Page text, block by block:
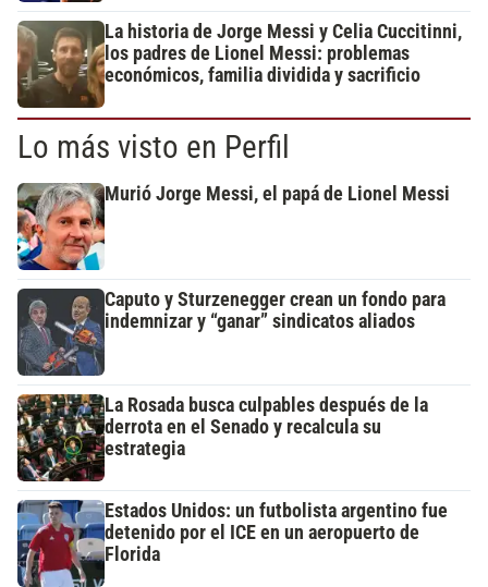
La historia de Jorge Messi y Celia Cuccitinni,
los padres de Lionel Messi: problemas
económicos, familia dividida y sacrificio
Lo más visto en Perfil
Murió Jorge Messi, el papá de Lionel Messi
Caputo y Sturzenegger crean un fondo para
indemnizar y “ganar” sindicatos aliados
La Rosada busca culpables después de la
derrota en el Senado y recalcula su
estrategia
Estados Unidos: un futbolista argentino fue
detenido por el ICE en un aeropuerto de
Florida